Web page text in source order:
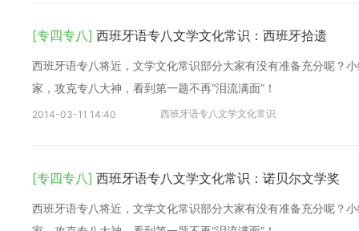
[专四专八] 西班牙语专八文学文化常识：西班牙拾遗
西班牙语专八将近，文学文化常识部分大家有没有准备充分呢？
家，攻克专八大神，看到第一题不再“泪流满面”！
2014-03-11 14:40 西班牙语专八文学文化常识
[专四专八] 西班牙语专八文学文化常识：诺贝尔文学奖
西班牙语专八将近，文学文化常识部分大家有没有准备充分呢？